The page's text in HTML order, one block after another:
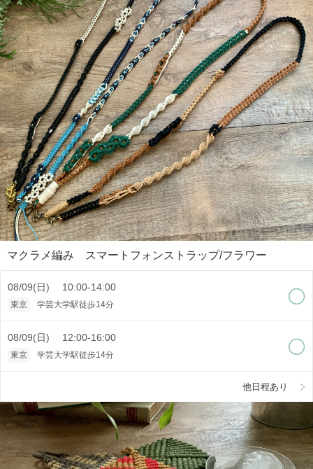
マクラメ編み スマートフォンストラップ/フラワー
08/09(日) 10:00-14:00
東京 学芸大学駅徒歩14分
08/09(日) 12:00-16:00
東京 学芸大学駅徒歩14分
他日程あり